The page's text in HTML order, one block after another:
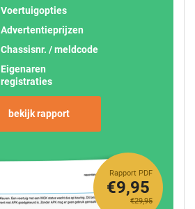
Voertuigopties
Advertentieprijzen
Chassisnr. / meldcode
Eigenaren
registraties
bekijk rapport
Rapport PDF
€29,95
€9,95